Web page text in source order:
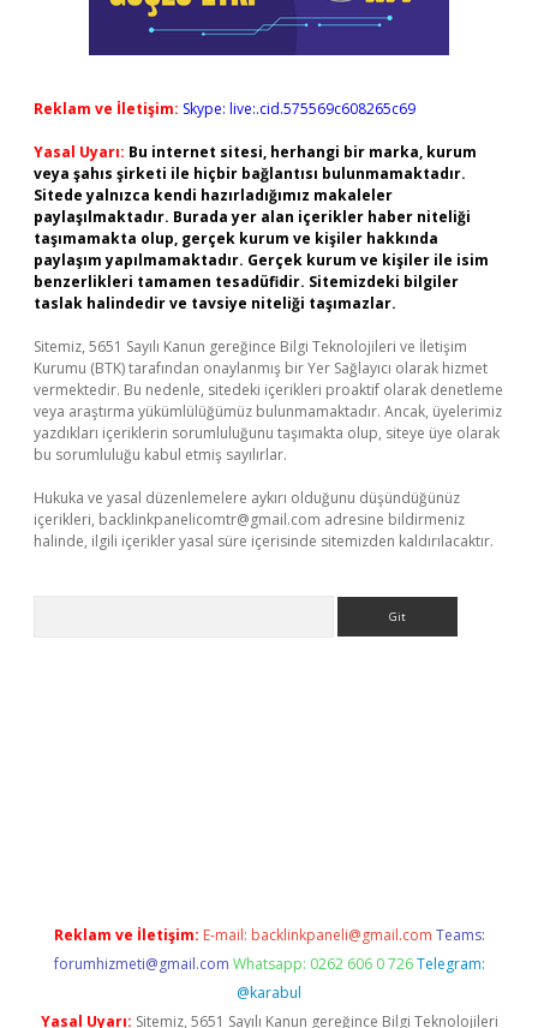
Reklam ve İletişim: Skype: live:.cid.575569c608265c69
Yasal Uyarı: Bu internet sitesi, herhangi bir marka, kurum
veya şahıs şirketi ile hiçbir bağlantısı bulunmamaktadır.
Sitede yalnızca kendi hazırladığımız makaleler
paylaşılmaktadır. Burada yer alan içerikler haber niteliği
taşımamakta olup, gerçek kurum ve kişiler hakkında
paylaşım yapılmamaktadır. Gerçek kurum ve kişiler ile isim
benzerlikleri tamamen tesadüfidir. Sitemizdeki bilgiler
taslak halindedir ve tavsiye niteliği taşımazlar.
Sitemiz, 5651 Sayılı Kanun gereğince Bilgi Teknolojileri ve İletişim
Kurumu (BTK) tarafından onaylanmış bir Yer Sağlayıcı olarak hizmet
vermektedir. Bu nedenle, sitedeki içerikleri proaktif olarak denetleme
veya araştırma yükümlülüğümüz bulunmamaktadır. Ancak, üyelerimiz
yazdıkları içeriklerin sorumluluğunu taşımakta olup, siteye üye olarak
bu sorumluluğu kabul etmiş sayılırlar.
Hukuka ve yasal düzenlemelere aykırı olduğunu düşündüğünüz
içerikleri, backlinkpanelicomtr@gmail.com adresine bildirmeniz
halinde, ilgili içerikler yasal süre içerisinde sitemizden kaldırılacaktır.
Reklam ve İletişim: E-mail: backlinkpaneli@gmail.com Teams:
forumhizmeti@gmail.com Whatsapp: 0262 606 0 726 Telegram:
@karabul
Yasal Uyarı: Sitemiz, 5651 Sayılı Kanun gereğince Bilgi Teknolojileri